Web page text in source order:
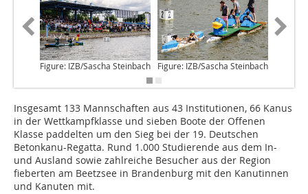
Figure: IZB/Sascha Steinbach Figure: IZB/Sascha Steinbach
Insgesamt 133 Mannschaften aus 43 Institutionen, 66 Kanus
in der Wettkampfklasse und sieben Boote der Offenen
Klasse paddelten um den Sieg bei der 19. Deutschen
Betonkanu-Regatta. Rund 1.000 Studierende aus dem In-
und Ausland sowie zahlreiche Besucher aus der Region
fieberten am Beetzsee in Brandenburg mit den Kanutinnen
und Kanuten mit.